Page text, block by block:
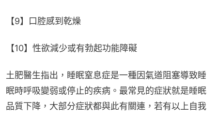
【9】口腔感到乾燥
【10】性欲減少或有勃起功能障礙
土肥醫生指出，睡眠窒息症是一種因氣道阻塞導致睡
眠時呼吸變弱或停止的疾病。最常見的症狀就是睡眠
品質下降，大部分症狀都與此有關連，若有以上自我